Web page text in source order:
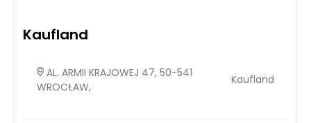
Kaufland
AL. ARMII KRAJOWEJ 47, 50-541
WROCŁAW,
Kaufland